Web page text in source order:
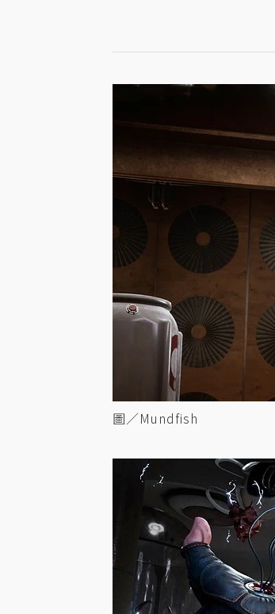
圖／Mundfish